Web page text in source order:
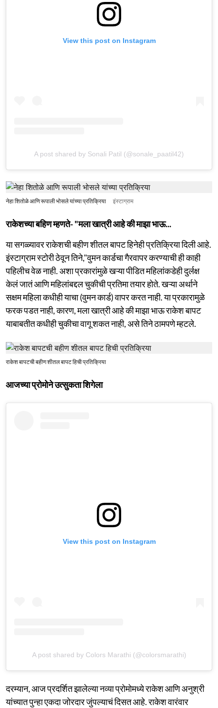
View this post on Instagram
A post shared by Sonali Patil (@sonale_paatil42)
नेहा शितोळे आणि रूपाली भोसले यांच्या प्रतिक्रिया इंस्टाग्राम
राकेशच्या बहिण म्हणते- "मला खात्री आहे की माझा भाऊ...
या सगळ्यावर राकेशची बहीण शीतल बापट हिनेही प्रतिक्रिया दिली आहे.
इंस्टाग्राम स्टोरी ठेवून तिने,"वुमन कार्डचा गैरवापर करण्याची ही काही
पहिलीच वेळ नाही. अशा प्रकारांमुळे खऱ्या पीडित महिलांकडेही दुर्लक्ष
केलं जातं आणि महिलांबद्दल चुकीची प्रतिमा तयार होते. खऱ्या अर्थाने
सक्षम महिला कधीही याचा (वुमन कार्ड) वापर करत नाही. या प्रकारामुळे
फरक पडत नाही, कारण, मला खात्री आहे की माझा भाऊ राकेश बापट
याबाबतीत कधीही चुकीचा वागू शकत नाही, असे तिने ठामपणे म्हटले.
राकेश बापटची बहीण शीतल बापट हिची प्रतिक्रिया
आजच्या प्रोमोने उत्सुकता शिगेला
View this post on Instagram
A post shared by Colors Marathi (@colorsmarathi)
दरम्यान, आज प्रदर्शित झालेल्या नव्या प्रोमोमध्ये राकेश आणि अनुश्री
यांच्यात पुन्हा एकदा जोरदार जुंपल्याचं दिसत आहे. राकेश वारंवार